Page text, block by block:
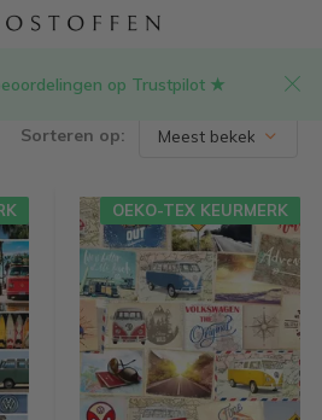
op Trustpilot ★
volkswagen(24)
Sorteren op:
OEKO-TEX KEURMERK